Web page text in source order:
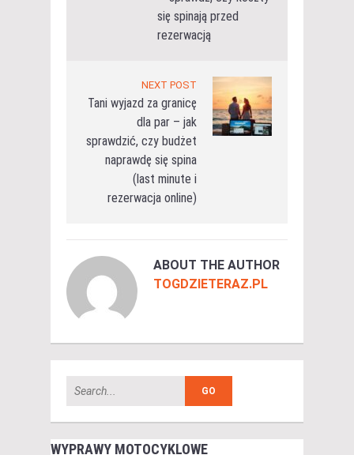
się spinają przed
rezerwacją
NEXT POST
Tani wyjazd za granicę
dla par – jak
sprawdzić, czy budżet
naprawdę się spina
(last minute i
rezerwacja online)
ABOUT THE AUTHOR
TOGDZIETERAZ.PL
WYPRAWY MOTOCYKLOWE